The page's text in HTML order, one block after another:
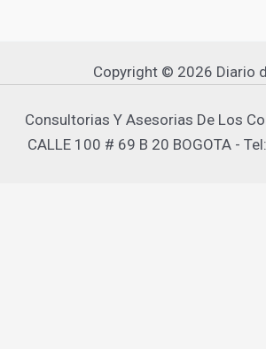
Copyright © 2026 Diario
Consultorias Y Asesorias De Los
CALLE 100 # 69 B 20 BOGOTA -